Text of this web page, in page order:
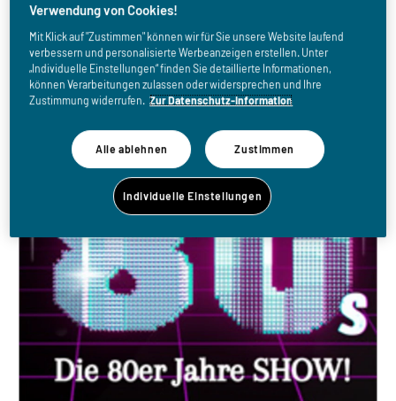
Verwendung von Cookies!
Mit Klick auf "Zustimmen" können wir für Sie unsere Website laufend
verbessern und personalisierte Werbeanzeigen erstellen. Unter
„Individuelle Einstellungen“ finden Sie detaillierte Informationen,
können Verarbeitungen zulassen oder widersprechen und Ihre
Zustimmung widerrufen. Zur Datenschutz-Information
Alle ablehnen Zustimmen
Individuelle Einstellungen